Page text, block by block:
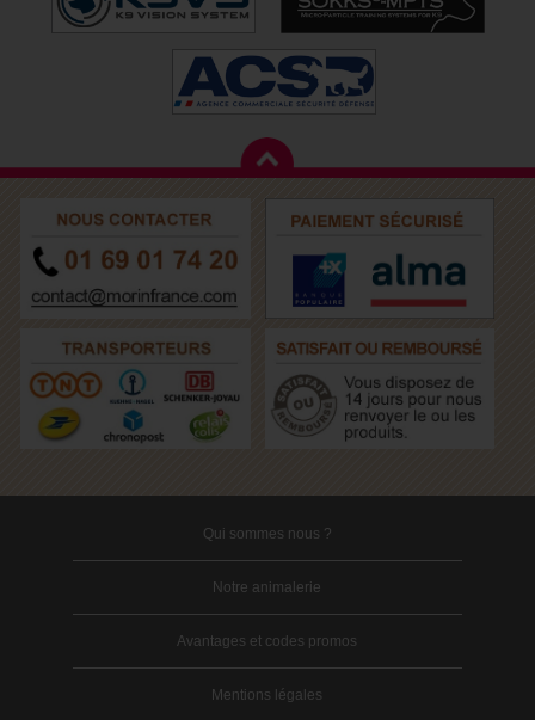
Qui sommes nous ?
Notre animalerie
Avantages et codes promos
Mentions légales